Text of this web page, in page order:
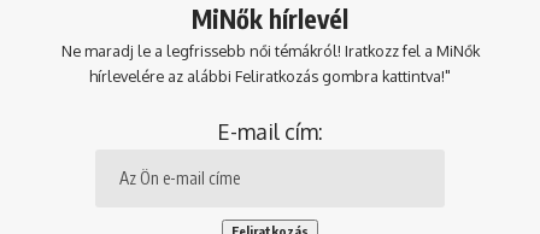
MiNők hírlevél
Ne maradj le a legfrissebb női témákról! Iratkozz fel a MiNők
hírlevelére az alábbi Feliratkozás gombra kattintva!"
E-mail cím: